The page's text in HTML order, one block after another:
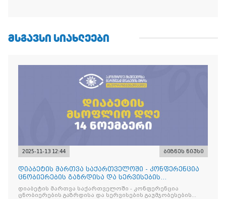
ᲛᲡᲒᲐᲕᲡᲘ ᲡᲘᲐᲮᲚᲔᲔᲑᲘ
2025-11-13 12:44 ბიზნეს ნიუსი
დიაბეტის მართვა საქართველოში - კონფერენცია
ცნობიერების გაზრდისა და სერვისების
გაუმჯობესების მიზნით
დიაბეტის მართვა საქართველოში - კონფერენცია
ცნობიერების გაზრდისა და სერვისების გაუმჯობესების